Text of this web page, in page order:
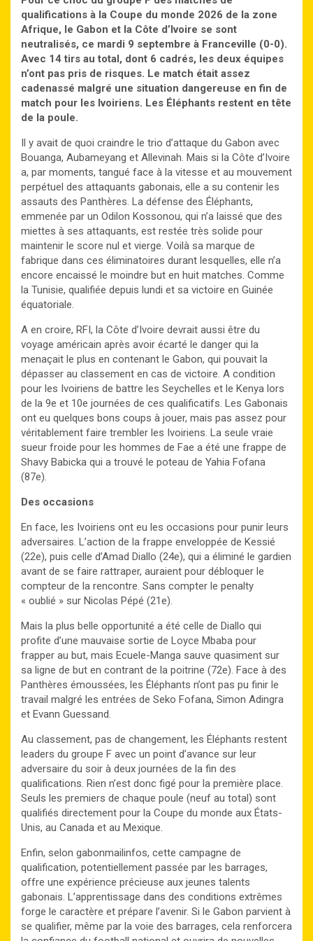
qualifications à la Coupe du monde 2026 de la zone
Afrique, le Gabon et la Côte d’Ivoire se sont
neutralisés, ce mardi 9 septembre à Franceville (0-0).
Avec 14 tirs au total, dont 6 cadrés, les deux équipes
n’ont pas pris de risques. Le match était assez
cadenassé malgré une situation dangereuse en fin de
match pour les Ivoiriens. Les Éléphants restent en tête
de la poule.
Il y avait de quoi craindre le trio d’attaque du Gabon avec
Bouanga, Aubameyang et Allevinah. Mais si la Côte d’Ivoire
a, par moments, tangué face à la vitesse et au mouvement
perpétuel des attaquants gabonais, elle a su contenir les
assauts des Panthères. La défense des Éléphants,
emmenée par un Odilon Kossonou, qui n’a laissé que des
miettes à ses attaquants, est restée très solide pour
maintenir le score nul et vierge. Voilà sa marque de
fabrique dans ces éliminatoires durant lesquelles, elle n’a
encore encaissé le moindre but en huit matches. Comme
la Tunisie, qualifiée depuis lundi et sa victoire en Guinée
équatoriale.
A en croire, RFI, la Côte d’Ivoire devrait aussi être du
voyage américain après avoir écarté le danger qui la
menaçait le plus en contenant le Gabon, qui pouvait la
dépasser au classement en cas de victoire. A condition
pour les Ivoiriens de battre les Seychelles et le Kenya lors
de la 9e et 10e journées de ces qualificatifs. Les Gabonais
ont eu quelques bons coups à jouer, mais pas assez pour
véritablement faire trembler les Ivoiriens. La seule vraie
sueur froide pour les hommes de Fae a été une frappe de
Shavy Babicka qui a trouvé le poteau de Yahia Fofana
(87e).
Des occasions
En face, les Ivoiriens ont eu les occasions pour punir leurs
adversaires. L’action de la frappe enveloppée de Kessié
(22e), puis celle d’Amad Diallo (24e), qui a éliminé le gardien
avant de se faire rattraper, auraient pour débloquer le
compteur de la rencontre. Sans compter le penalty
« oublié » sur Nicolas Pépé (21e).
Mais la plus belle opportunité a été celle de Diallo qui
profite d’une mauvaise sortie de Loyce Mbaba pour
frapper au but, mais Ecuele-Manga sauve quasiment sur
sa ligne de but en contrant de la poitrine (72e). Face à des
Panthères émoussées, les Éléphants n’ont pas pu finir le
travail malgré les entrées de Seko Fofana, Simon Adingra
et Evann Guessand.
Au classement, pas de changement, les Éléphants restent
leaders du groupe F avec un point d’avance sur leur
adversaire du soir à deux journées de la fin des
qualifications. Rien n’est donc figé pour la première place.
Seuls les premiers de chaque poule (neuf au total) sont
qualifiés directement pour la Coupe du monde aux États-
Unis, au Canada et au Mexique.
Enfin, selon gabonmailinfos, cette campagne de
qualification, potentiellement passée par les barrages,
offre une expérience précieuse aux jeunes talents
gabonais. L’apprentissage dans des conditions extrêmes
forge le caractère et prépare l’avenir. Si le Gabon parvient à
se qualifier, même par la voie des barrages, cela renforcera